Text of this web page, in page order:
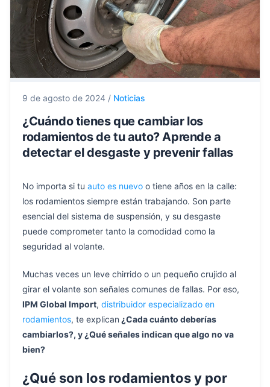
9 de agosto de 2024 / Noticias
¿Cuándo tienes que cambiar los
rodamientos de tu auto? Aprende a
detectar el desgaste y prevenir fallas
No importa si tu auto es nuevo o tiene años en la calle:
los rodamientos siempre están trabajando. Son parte
esencial del sistema de suspensión, y su desgaste
puede comprometer tanto la comodidad como la
seguridad al volante.
Muchas veces un leve chirrido o un pequeño crujido al
girar el volante son señales comunes de fallas. Por eso,
IPM Global Import, distribuidor especializado en
rodamientos, te explican ¿Cada cuánto deberías
cambiarlos?, y ¿Qué señales indican que algo no va
bien?
¿Qué son los rodamientos y por